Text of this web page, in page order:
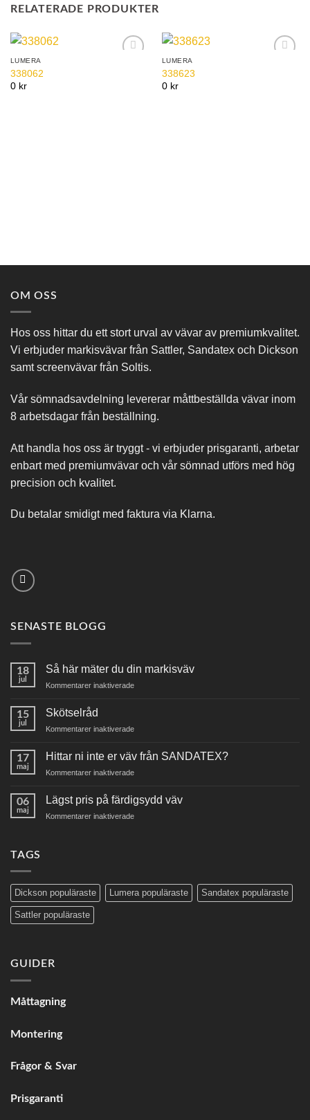
RELATERADE PRODUKTER
LUMERA
338062
0 kr
LUMERA
338623
0 kr
OM OSS
Hos oss hittar du ett stort urval av vävar av premiumkvalitet.
Vi erbjuder markisvävar från Sattler, Sandatex och Dickson
samt screenvävar från Soltis.
Vår sömnadsavdelning levererar måttbeställda vävar inom
8 arbetsdagar från beställning.
Att handla hos oss är tryggt - vi erbjuder prisgaranti, arbetar
enbart med premiumvävar och vår sömnad utförs med hög
precision och kvalitet.
Du betalar smidigt med faktura via Klarna.
SENASTE BLOGG
18
jul
Så här mäter du din markisväv
Kommentarer inaktiveradeför
du
markisväv
15
jul
Skötselråd
Kommentarer inaktiveradeför
17
maj
Hittar ni inte er väv från SANDATEX?
Kommentarer inaktiveradeför
inte
er
06
maj
Lägst pris på färdigsydd väv
Kommentarer inaktiveradeför
TAGS
Dickson populäraste Lumera populäraste Sandatex populäraste
Sattler populäraste
GUIDER
Måttagning
Montering
Frågor & Svar
Prisgaranti